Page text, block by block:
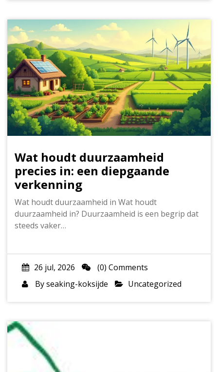
Wat houdt duurzaamheid
precies in: een diepgaande
verkenning
Wat houdt duurzaamheid in Wat houdt
duurzaamheid in? Duurzaamheid is een begrip dat
steeds vaker…
26 jul, 2026
(0) Comments
Byseaking-koksijde Uncategorized